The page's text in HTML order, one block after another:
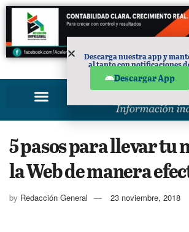
PUBLICIDAD
5 pasos para llevar tu
la Web de manera
by Redacción General 23 noviembre, 2018
Descarga nuestra app y
al tanto con notificaciones
Descargar App